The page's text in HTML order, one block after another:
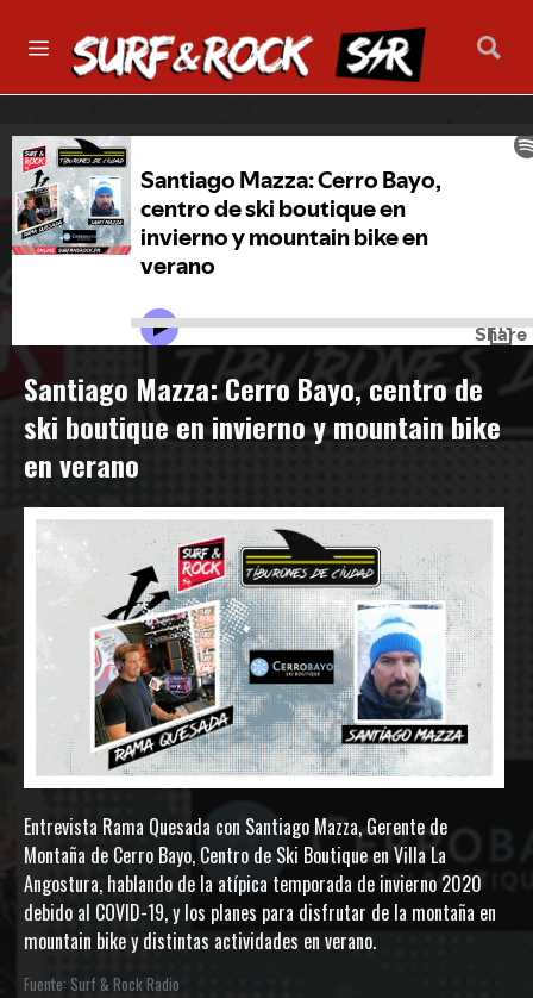
Santiago Mazza: Cerro Bayo, centro de
ski boutique en invierno y mountain bike
en verano
Entrevista Rama Quesada con Santiago Mazza, Gerente de
Montaña de Cerro Bayo, Centro de Ski Boutique en Villa La
Angostura, hablando de la atípica temporada de invierno 2020
debido al COVID-19, y los planes para disfrutar de la montaña en
mountain bike y distintas actividades en verano.
Fuente: Surf & Rock Radio